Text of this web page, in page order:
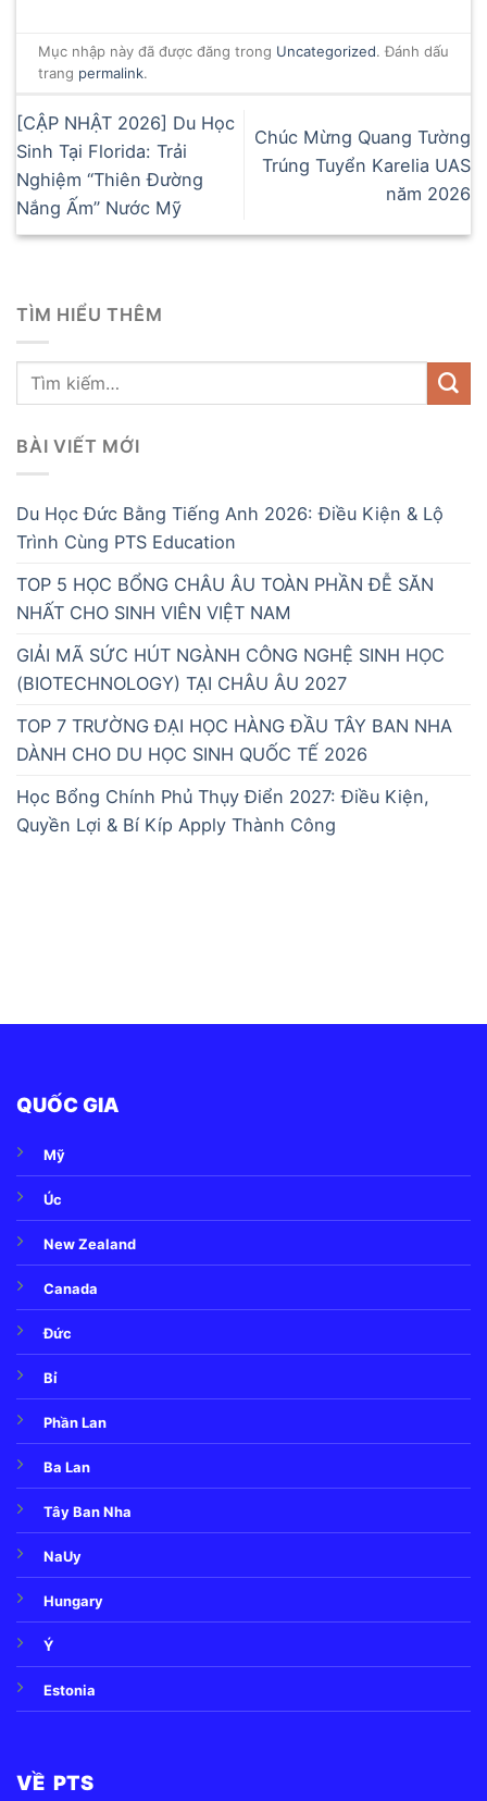
Mục nhập này đã được đăng trong Uncategorized. Đánh dấu
trang permalink.
[CẬP NHẬT 2026] Du Học
Sinh Tại Florida: Trải
Nghiệm “Thiên Đường
Nắng Ấm” Nước Mỹ
Chúc Mừng Quang Tường
Trúng Tuyển Karelia UAS
năm 2026
TÌM HIỂU THÊM
BÀI VIẾT MỚI
Du Học Đức Bằng Tiếng Anh 2026: Điều Kiện & Lộ
Trình Cùng PTS Education
TOP 5 HỌC BỔNG CHÂU ÂU TOÀN PHẦN ĐỄ SĂN
NHẤT CHO SINH VIÊN VIỆT NAM
GIẢI MÃ SỨC HÚT NGÀNH CÔNG NGHỆ SINH HỌC
(BIOTECHNOLOGY) TẠI CHÂU ÂU 2027
TOP 7 TRƯỜNG ĐẠI HỌC HÀNG ĐẦU TÂY BAN NHA
DÀNH CHO DU HỌC SINH QUỐC TẾ 2026
Học Bổng Chính Phủ Thụy Điển 2027: Điều Kiện,
Quyền Lợi & Bí Kíp Apply Thành Công
QUỐC GIA
Mỹ
Úc
New Zealand
Canada
Đức
Bỉ
Phần Lan
Ba Lan
Tây Ban Nha
NaUy
Hungary
Ý
Estonia
VỀ PTS